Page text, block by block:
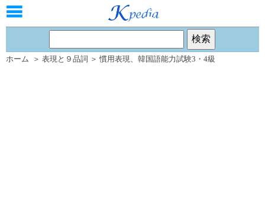
ホーム ＞ 表現と９品詞 ＞ 慣用表現、 韓国語能力試験3・4級